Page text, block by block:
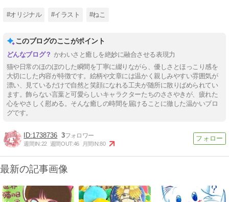
#オリジナル #イラスト #ねこ
このブログのここがポイント
かわいさと癒しを絶妙に融合させる表現力
猫や日常のほのぼのした瞬間を丁寧に綴りながら、優しさとほっこり感を
大切にした内容が特徴です。絵柄や文章には温かく親しみやすい雰囲気が
漂い、見ているだけで自然と笑顔になれる工夫が随所に散りばめられてい
ます。飾らない言葉と可愛らしいキャラクターたちのささやきが、疲れた
心をやさしく慰める。そんな癒しの時間を届けることに徹した温かいブロ
グです。
1738736 3
週間IN:22 週間OUT:46 月間IN:80
最新の記事画像